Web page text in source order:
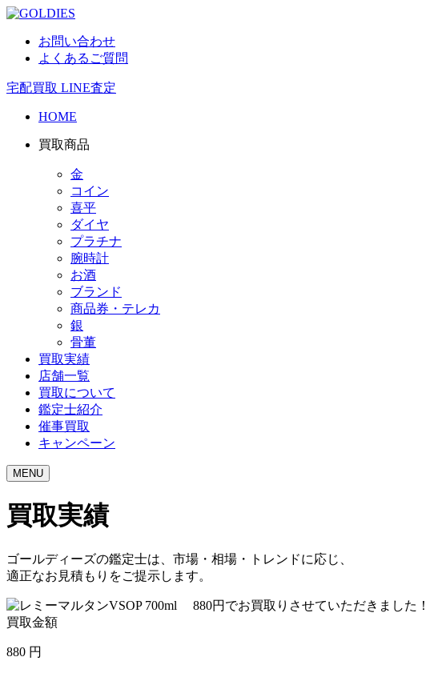
お問い合わせ
よくあるご質問
宅配買取 LINE査定
HOME
買取商品
金
コイン
喜平
ダイヤ
プラチナ
腕時計
お酒
ブランド
商品券・テレカ
銀
骨董
買取実績
店舗一覧
買取について
鑑定士紹介
催事買取
キャンペーン
MENU
買取実績
ゴールディーズの鑑定士は、市場・相場・トレンドに応じ、
適正なお見積もりをご提示します。
買取金額
880 円